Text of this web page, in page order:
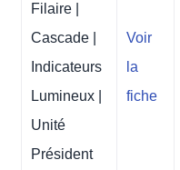
Filaire |
Cascade |
Indicateurs
Lumineux |
Unité
Président
Voir
la
fiche